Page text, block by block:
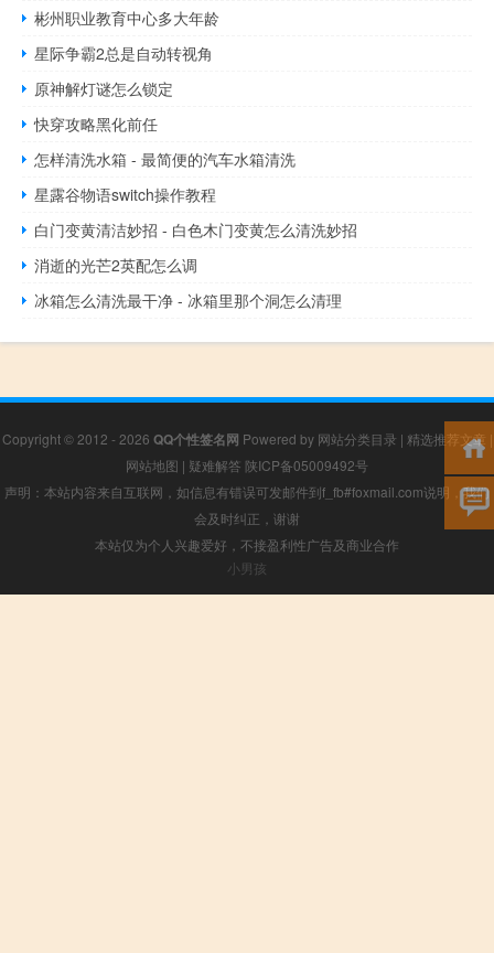
彬州职业教育中心多大年龄
星际争霸2总是自动转视角
原神解灯谜怎么锁定
快穿攻略黑化前任
怎样清洗水箱 - 最简便的汽车水箱清洗
星露谷物语switch操作教程
白门变黄清洁妙招 - 白色木门变黄怎么清洗妙招
消逝的光芒2英配怎么调
冰箱怎么清洗最干净 - 冰箱里那个洞怎么清理
Copyright © 2012 - 2026 QQ个性签名网 Powered by 网站分类目录 | 精选推荐文章 |
网站地图 | 疑难解答 陕ICP备05009492号
声明：本站内容来自互联网，如信息有错误可发邮件到f_fb#foxmail.com说明，我们
会及时纠正，谢谢
本站仅为个人兴趣爱好，不接盈利性广告及商业合作
小男孩